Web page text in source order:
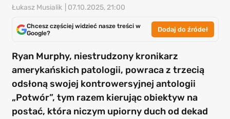
Łukasz Musialik | 07.10.2025, 21:00
Chcesz częściej widzieć nasze treści w
Google?
Dodaj do źródeł
Ryan Murphy, niestrudzony kronikarz
amerykańskich patologii, powraca z trzecią
odsłoną swojej kontrowersyjnej antologii
„Potwór”, tym razem kierując obiektyw na
postać, która niczym upiorny duch od dekad